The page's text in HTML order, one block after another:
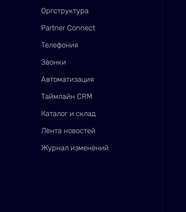
Оргструктура
Partner Connect
Телефония
Звонки
Автоматизация
Таймлайн CRM
Каталог и склад
Лента новостей
Журнал изменений